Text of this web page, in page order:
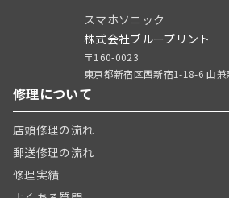
スマホソニック
株式会社ブループリント
〒160-0023
東京都新宿区西新宿1-18-6 山
修理について
店頭修理の流れ
郵送修理の流れ
修理実績